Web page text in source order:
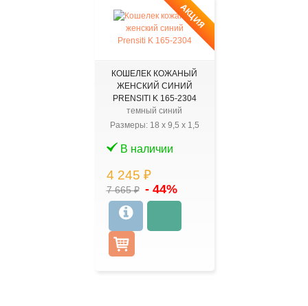
АКЦИЯ
КОШЕЛЕК КОЖАНЫЙ
ЖЕНСКИЙ СИНИЙ
PRENSITI K 165-2304
темный синий
Размеры: 18 x 9,5 x 1,5
В наличии
4 245 ₽
7 665 ₽ - 44%